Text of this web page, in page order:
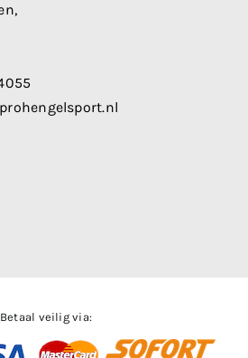
Betaal veilig via: